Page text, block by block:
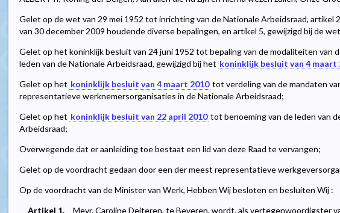
Gelet op de wet van 29 mei 1952 tot inrichting van de Nationale Arbeidsraad, artikel
van 30 december 2009 houdende diverse bepalingen, en artikel 5, gewijzigd bij de
Gelet op het koninklijk besluit van 24 juni 1952 tot bepaling van de modaliteiten van
leden van de Nationale Arbeidsraad, gewijzigd bij het koninklijk besluit van 4 maart
Gelet op het koninklijk besluit van 4 maart 2010 tot verdeling van de mandaten
representatieve werknemersorganisaties in de Nationale Arbeidsraad;
Gelet op het koninklijk besluit van 22 april 2010 tot benoeming van de leden van
Arbeidsraad;
Overwegende dat er aanleiding toe bestaat een lid van deze Raad te vervangen;
Gelet op de voordracht gedaan door een der meest representatieve
Op de voordracht van de Minister van Werk, Hebben Wij besloten en besluiten Wij :
Artikel 1.
Mevr. Caroline Deiteren, te Beveren, wordt, als vertegenwoordigster